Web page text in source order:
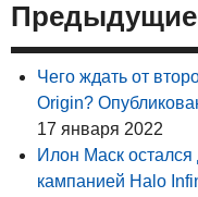
Предыдущие
Чего ждать от
Origin?
17 января 2022
Илон Маск
кампанией Halo